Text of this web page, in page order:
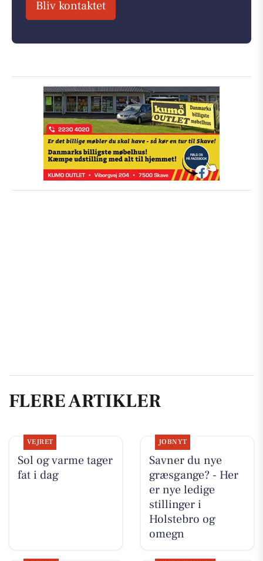
Bliv kontaktet
FLERE ARTIKLER
VEJRET
Sol og varme tager
fat i dag
JOBNYT
Savner du nye
græsgange? - Her
er nye ledige
stillinger i
Holstebro og
omegn